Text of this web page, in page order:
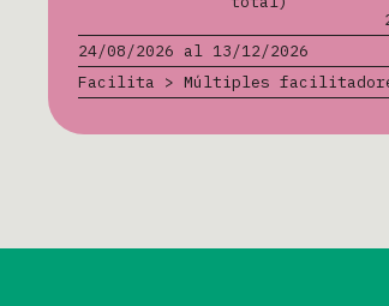
24/08/2026 al 13/12/2026
Facilita > Múltiples